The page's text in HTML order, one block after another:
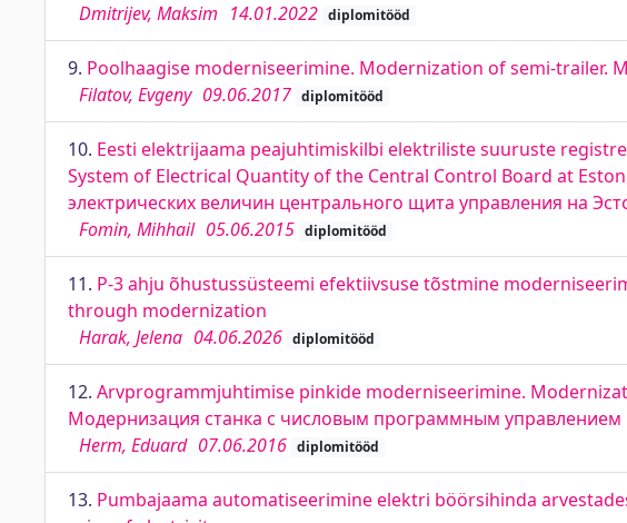
Dmitrijev, Maksim 14.01.2022 diplomitööd
9. Poolhaagise moderniseerimine. Modernization of semi-trailer.
Filatov, Evgeny 09.06.2017 diplomitööd
10. Eesti elektrijaama peajuhtimiskilbi elektriliste suuruste
System of Electrical Quantity of the Central Control Board at
электрических величин центрального щита управления на
Fomin, Mihhail 05.06.2015 diplomitööd
11. P-3 ahju õhustussüsteemi efektiivsuse tõstmine
through modernization
Harak, Jelena 04.06.2026 diplomitööd
12. Arvprogrammjuhtimise pinkide moderniseerimine.
Модернизация станка с числовым программным управлением
Herm, Eduard 07.06.2016 diplomitööd
13. Pumbajaama automatiseerimine elektri böörsihinda